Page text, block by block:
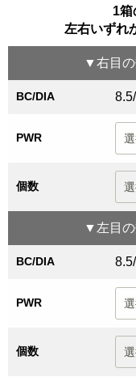
1箱
左右いずれ
▼右目
BC/DIA
PWR
個数
▼ 左目
BC/DIA
PWR
個数